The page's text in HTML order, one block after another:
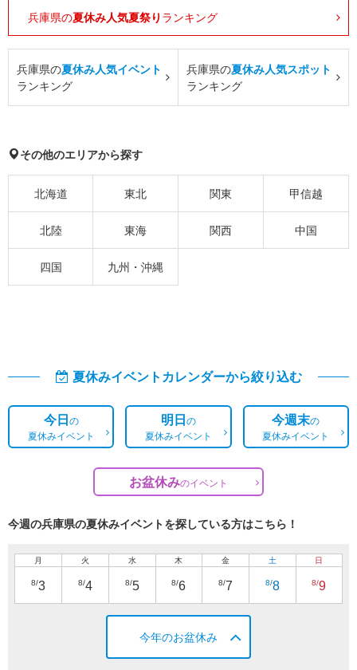
兵庫県の夏休み人気夏祭り ランキング
兵庫県の夏休み人気イベント
ランキング
兵庫県の夏休み人気スポット
ランキング
その他のエリアから探す
北海道 東北 関東 甲信越
北陸 東海 関西 中国
四国 九州・沖縄
夏休みイベントカレンダーから絞り込む
今日の
夏休みイベント
明日の
夏休みイベント
今週末の
夏休みイベント
お盆休みのイベント
今週の兵庫県の夏休みイベントを探している方はこちら！
月
8/3
火
8/4
水
8/5
木
8/6
金
8/7
土
8/8
日
8/9
今年のお盆休み